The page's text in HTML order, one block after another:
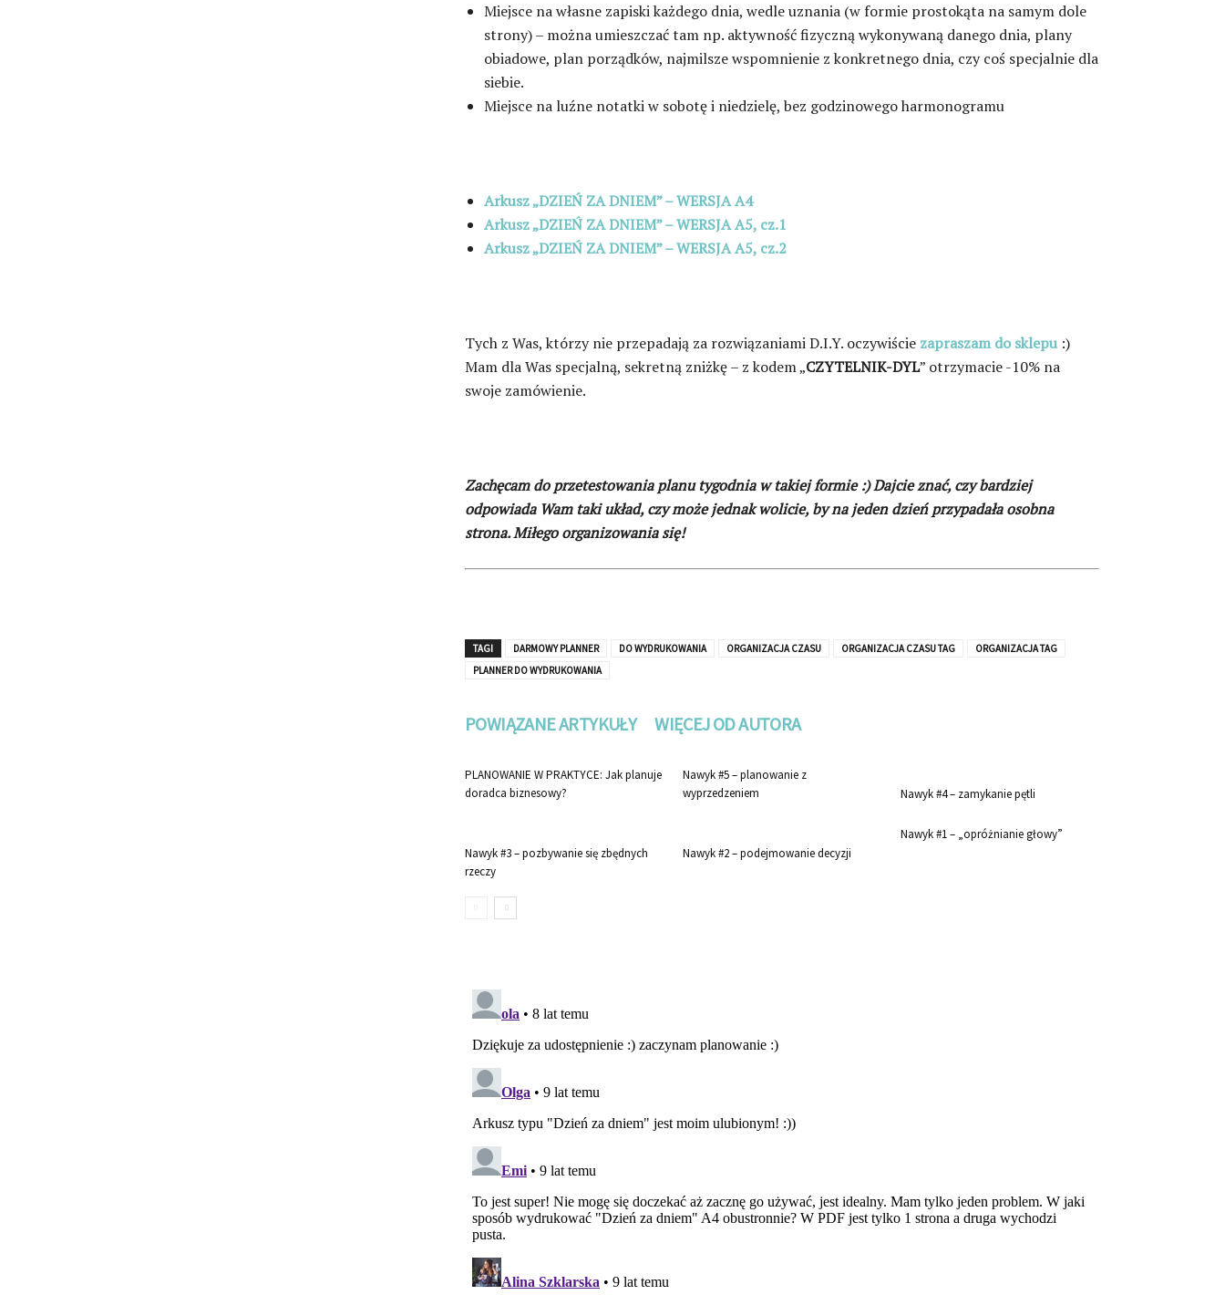
Miejsce na własne zapiski każdego dnia, wedle uznania (w formie prostokąta na samym dole
strony) – można umieszczać tam np. aktywność fizyczną wykonywaną danego dnia, plany
obiadowe, plan porządków, najmilsze wspomnienie z konkretnego dnia, czy coś specjalnie dla
siebie.
Miejsce na luźne notatki w sobotę i niedzielę, bez godzinowego harmonogramu
Arkusz „DZIEŃ ZA DNIEM” – WERSJA A4
Arkusz „DZIEŃ ZA DNIEM” – WERSJA A5, cz.1
Arkusz „DZIEŃ ZA DNIEM” – WERSJA A5, cz.2
Tych z Was, którzy nie przepadają za rozwiązaniami D.I.Y. oczywiście zapraszam do sklepu :)
Mam dla Was specjalną, sekretną zniżkę – z kodem „CZYTELNIK-DYL” otrzymacie -10% na
swoje zamówienie.
Zachęcam do przetestowania planu tygodnia w takiej formie :) Dajcie znać, czy bardziej
odpowiada Wam taki układ, czy może jednak wolicie, by na jeden dzień przypadała osobna
strona. Miłego organizowania się!
TAGI DARMOWY PLANNER DO WYDRUKOWANIA ORGANIZACJA CZASU ORGANIZACJA CZASU TAG
ORGANIZACJA TAG
PLANNER DO WYDRUKOWANIA
POWIĄZANE ARTYKUŁY WIĘCEJ OD AUTORA
PLANOWANIE W PRAKTYCE: Jak planuje
doradca biznesowy?
Nawyk #5 – planowanie z
wyprzedzeniem
Nawyk #4 – zamykanie pętli
Nawyk #3 – pozbywanie się zbędnych
rzeczy
Nawyk #2 – podejmowanie decyzji
Nawyk #1 – „opróżnianie głowy”